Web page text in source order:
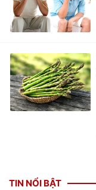
TIN NỔI BẬT